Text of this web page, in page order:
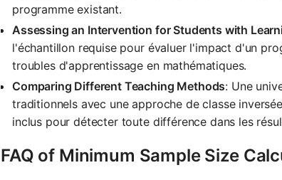
programme existant.
Assessing an Intervention for Students with
l'échantillon requise pour évaluer l'impact d'un
troubles d'apprentissage en mathématiques.
Comparing Different Teaching Methods: Une
traditionnels avec une approche de classe
inclus pour détecter toute différence dans les
FAQ of Minimum Sample Size